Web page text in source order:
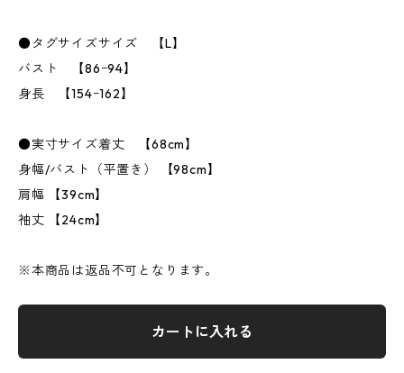
●タグサイズサイズ 【L】
バスト 【86ｰ94】
身長 【154ｰ162】
●実寸サイズ着丈 【68cm】
身幅/バスト（平置き） 【98cm】
肩幅 【39cm】
袖丈 【24cm】
※本商品は返品不可となります。
カートに入れる